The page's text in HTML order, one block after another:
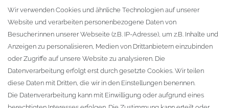
Warenkorb
Zur Kasse
KONTAKT
Fa. Steffen Jost
Söbrigener Weg 50
D-01796 Pirna
Wir verwenden Cookies und ähnliche Technologien auf unserer
Website und verarbeiten personenbezogene Daten von
Besucher:innen unserer Webseite (z.B. IP-Adresse), um z.B. Inhalte und
Anzeigen zu personalisieren, Medien von Drittanbietern einzubinden
oder Zugriffe auf unsere Website zu analysieren. Die
Datenverarbeitung erfolgt erst durch gesetzte Cookies. Wir teilen
diese Daten mit Dritten, die wir in den Einstellungen benennen.
Die Datenverarbeitung kann mit Einwilligung oder aufgrund eines